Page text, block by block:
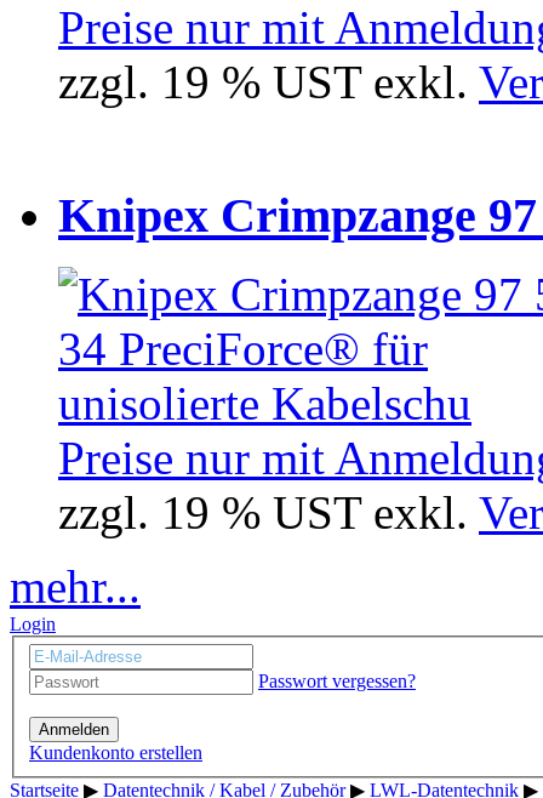
Preise nur mit
zzgl. 19 % UST exkl.
Knipex Crimpzange 97
Preise nur mit
zzgl. 19 % UST exkl.
mehr...
Login
Passwort vergessen?
Anmelden
Kundenkonto erstellen
Startseite ▶ Datentechnik / Kabel / Zubehör▶ LWL-Datentechnik ▶